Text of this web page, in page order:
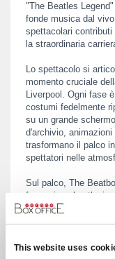
This website uses
"The Beatles
fonde musica dal
spettacolari
la straordinaria
Lo spettacolo si
momento cruciale
Liverpool. Ogni fase
costumi fedelmente
su un grande
d'archivio,
trasformano il palco
spettatori nelle
Sul palco, The
formazione
fedeltà i suoni e le
una ricostruzione